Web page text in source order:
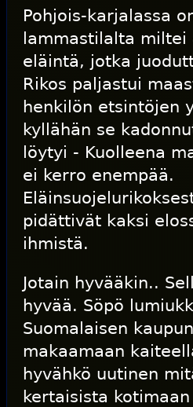
Pohjois-karjalassa
lammastilalta
eläintä, jotka
Rikos paljastui
henkilön etsintöjen
kyllähän se
löytyi - Kuolleena
ei kerro enempää.
pidättivät kaksi
ihmistä.
Jotain hyvääkin..
hyvää. Söpö
Suomalaisen
makaamaan
hyvähkö uutinen
kertaisista